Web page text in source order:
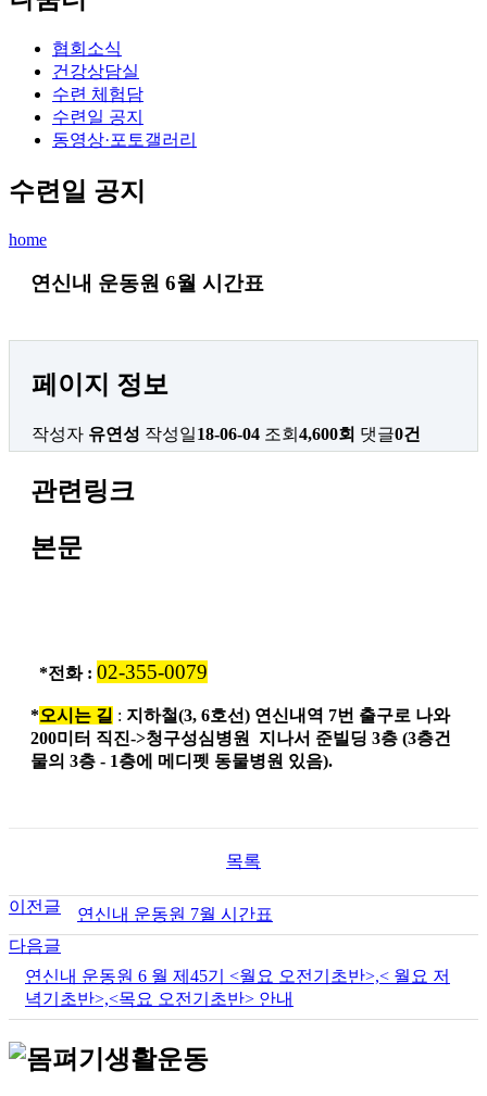
협회소식
건강상담실
수련 체험담
수련일 공지
동영상·포토갤러리
수련일 공지
home
연신내 운동원 6월 시간표
페이지 정보
작성자 유연성 작성일18-06-04 조회 4,600회 댓글0건
관련링크
본문
*전화 : 02-355-0079
*오시는 길 : 지하철(3, 6호선) 연신내역 7번 출구로 나와
200미터 직진->청구성심병원 지나서 준빌딩 3층 (3층건
물의 3층 - 1층에 메디펫 동물병원 있음).
목록
이전글
연신내 운동원 7월 시간표
다음글
연신내 운동원 6 월 제45기 <월요 오전기초반>,< 월요 저
녁기초반>,<목요 오전기초반> 안내